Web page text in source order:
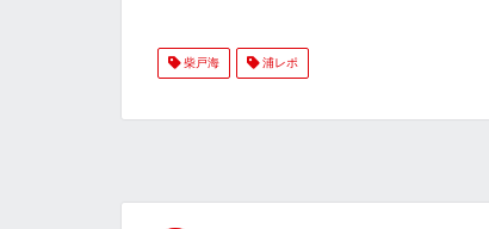
c i
柴戸海 浦レポ